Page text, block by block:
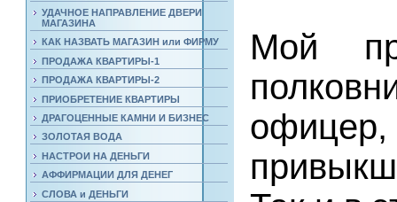
УДАЧНОЕ НАПРАВЛЕНИЕ ДВЕРИ
МАГАЗИНА
КАК НАЗВАТЬ МАГАЗИН или ФИРМУ
ПРОДАЖА КВАРТИРЫ-1
ПРОДАЖА КВАРТИРЫ-2
ПРИОБРЕТЕНИЕ КВАРТИРЫ
ДРАГОЦЕННЫЕ КАМНИ И БИЗНЕС
ЗОЛОТАЯ ВОДА
НАСТРОИ НА ДЕНЬГИ
АФФИРМАЦИИ ДЛЯ ДЕНЕГ
СЛОВА и ДЕНЬГИ
Мой
офицер,